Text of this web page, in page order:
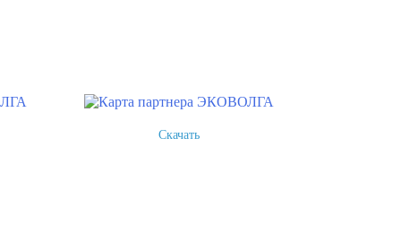
Скачать